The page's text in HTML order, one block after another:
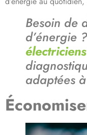
Besoin de
d’énergie ?
électriciens
adaptées